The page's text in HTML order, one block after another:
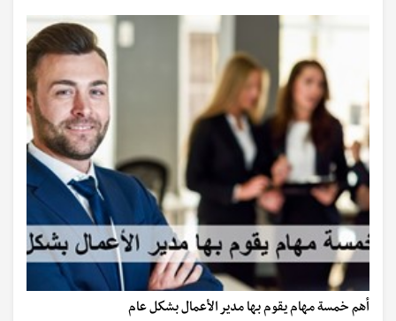
أهم خمسة مهام يقوم بها مدير الأعمال بشكل عام